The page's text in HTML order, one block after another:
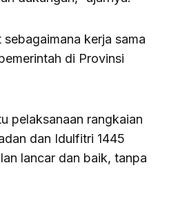
kerja sama
di Provinsi
pelaksanaan rangkaian
dan Idulfitri 1445
lancar dan baik, tanpa